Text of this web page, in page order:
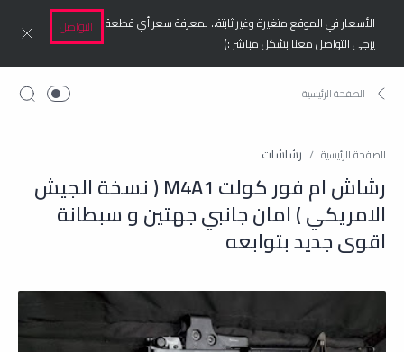
الأسعار في الموقع متغيرة وغير ثابتة.. لمعرفة سعر أي قطعة
يرجى التواصل معنا بشكل مباشر :)
التواصل
الصفحة الرئيسية رشاشات
رشاش ام فور كولت M4A1 ( نسخة الجيش
الامريكي ) امان جانبي جهتين و سبطانة
اقوى جديد بتوابعه